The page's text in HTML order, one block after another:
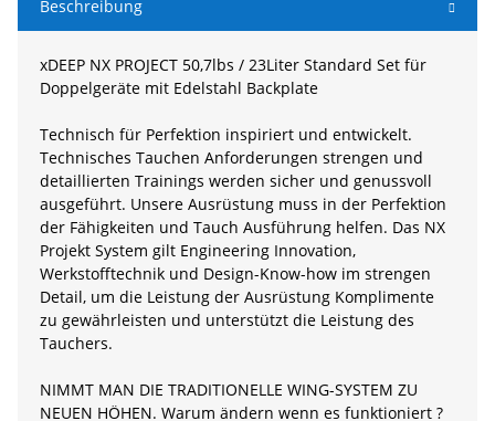
Beschreibung
xDEEP NX PROJECT 50,7lbs / 23Liter Standard Set für
Doppelgeräte mit Edelstahl Backplate
Technisch für Perfektion inspiriert und entwickelt.
Technisches Tauchen Anforderungen strengen und
detaillierten Trainings werden sicher und genussvoll
ausgeführt. Unsere Ausrüstung muss in der Perfektion
der Fähigkeiten und Tauch Ausführung helfen. Das NX
Projekt System gilt Engineering Innovation,
Werkstofftechnik und Design-Know-how im strengen
Detail, um die Leistung der Ausrüstung Komplimente
zu gewährleisten und unterstützt die Leistung des
Tauchers.
NIMMT MAN DIE TRADITIONELLE WING-SYSTEM ZU
NEUEN HÖHEN. Warum ändern wenn es funktioniert ?